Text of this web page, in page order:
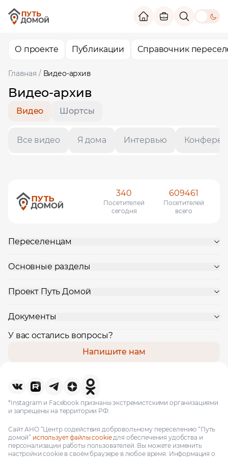
theme
О проекте Публикации Справочник
Главная / Видео-архив
Видео-архив
Видео Шортсы
Все видео Я дома Интервью
340
Посетителей
сегодня
609461
Посетителей
всего
Переселенцам
Основные разделы
Проект Путь Домой
Документы
У вас остались вопросы?
Напишите нам
*Instagram и Facebook признаны экстремистскими организациями
и запрещены на территории РФ.
Сайт АНО “Центр содействия добровольному переселению “Путь
домой” использует файлы cookieдля обеспечения удобства и
персонализации работы пользователей. Вы можете изменить
настройки cookie в своём браузере в любое время. Информация о
в трудоустройстве
заявку и мы подберем вам доступные варианты
в интересующей вас локации
Ваше имя
Местоположение